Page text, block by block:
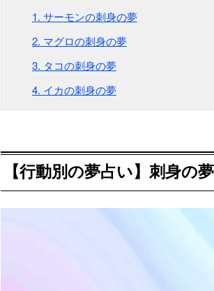
1. サーモンの刺身の夢
2. マグロの刺身の夢
3. タコの刺身の夢
4. イカの刺身の夢
【行動別の夢占い】刺身の